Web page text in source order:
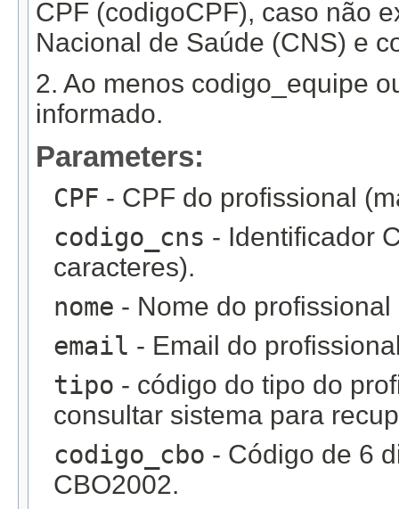
CPF (codigoCPF), caso não
Nacional de Saúde (CNS) e
2. Ao menos codigo_equipe
informado.
Parameters:
CPF - CPF do profissional
codigo_cns - Identificador
caracteres).
nome - Nome do
email - Email do
tipo - código do tipo do
consultar sistema para
codigo_cbo - Código de 6
CBO2002.